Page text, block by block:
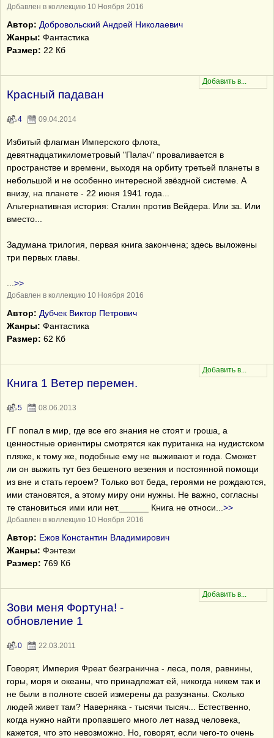
Добавлен в коллекцию 10 Ноября 2016
Автор: Добровольский Андрей Николаевич
Жанры: Фантастика
Размер: 22 Кб
Красный падаван
4 09.04.2014
Избитый флагман Имперского флота,
девятнадцатикилометровый "Палач" проваливается в
пространстве и времени, выходя на орбиту третьей планеты в
небольшой и не особенно интересной звёздной системе. А
внизу, на планете - 22 июня 1941 года...
Альтернативная история: Сталин против Вейдера. Или за. Или
вместо...
Задумана трилогия, первая книга закончена; здесь выложены
три первых главы.
>>
Добавлен в коллекцию 10 Ноября 2016
Автор: Дубчек Виктор Петрович
Жанры: Фантастика
Размер: 62 Кб
Книга 1 Ветер перемен.
5 08.06.2013
ГГ попал в мир, где все его знания не стоят и гроша, а
ценностные ориентиры смотрятся как пуританка на нудистском
пляже, к тому же, подобные ему не выживают и года. Сможет
ли он выжить тут без бешеного везения и постоянной помощи
из вне и стать героем? Только вот беда, героями не рождаются,
ими становятся, а этому миру они нужны. Не важно, согласны
те становиться ими или нет.______ Книга не относи
>>
Добавлен в коллекцию 10 Ноября 2016
Автор: Ежов Константин Владимирович
Жанры: Фэнтези
Размер: 769 Кб
Зови меня Фортуна! -
обновление 1
0 22.03.2011
Говорят, Империя Фреат безгранична - леса, поля, равнины,
горы, моря и океаны, что принадлежат ей, никогда никем так и
не были в полноте своей измерены да разузнаны. Сколько
людей живет там? Наверняка - тысячи тысяч... Естественно,
когда нужно найти пропавшего много лет назад человека,
кажется, что это невозможно. Но, говорят, если чего-то очень